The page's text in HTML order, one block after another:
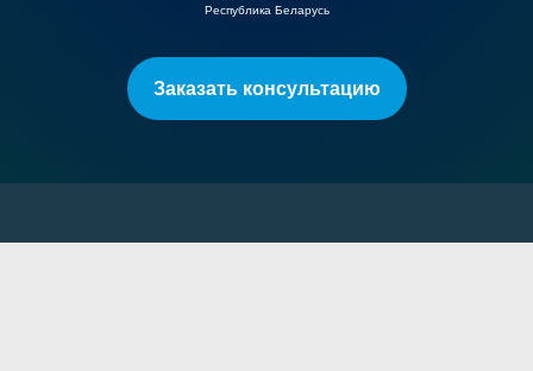
Заказать консультацию
Республика Беларусь